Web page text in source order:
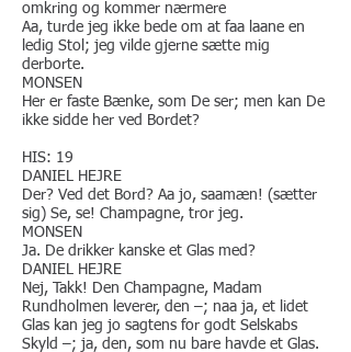
omkring og kommer nærmere
Aa, turde jeg ikke bede om at faa laane en
ledig Stol; jeg vilde gjerne sætte mig
derborte.
​MONSEN
Her er faste Bænke, som De ser; men kan De
ikke sidde her ved Bordet?
HIS: 19
DANIEL HEJRE
Der? Ved det Bord? Aa jo, saamæn! (sætter
sig) Se, se! Champagne, tror jeg.
MONSEN
Ja. De drikker kanske et Glas med?
DANIEL HEJRE
Nej, Takk! Den Champagne, Madam
Rundholmen leverer, den –; naa ja, et lidet
Glas kan jeg jo sagtens for godt Selskabs
Skyld –; ja, den, som nu bare havde et Glas.